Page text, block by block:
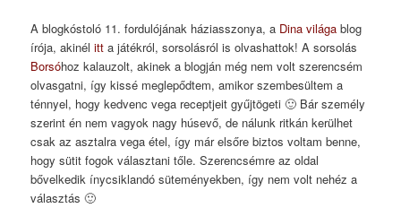
A blogkóstoló 11. fordulójának háziasszonya, a Dina világa blog
írója, akinélitt a játékról, sorsolásról is olvashattok! A sorsolás
Borsóhoz kalauzolt, akinek a blogján még nem volt szerencsém
olvasgatni, így kissé meglepődtem, amikor szembesültem a
ténnyel, hogy kedvenc vega receptjeit gyűjtögeti 🙂 Bár személy
szerint én nem vagyok nagy húsevő, de nálunk ritkán kerülhet
csak az asztalra vega étel, így már elsőre biztos voltam benne,
hogy sütit fogok választani tőle. Szerencsémre az oldal
bővelkedik ínycsiklandó süteményekben, így nem volt nehéz a
választás 🙂